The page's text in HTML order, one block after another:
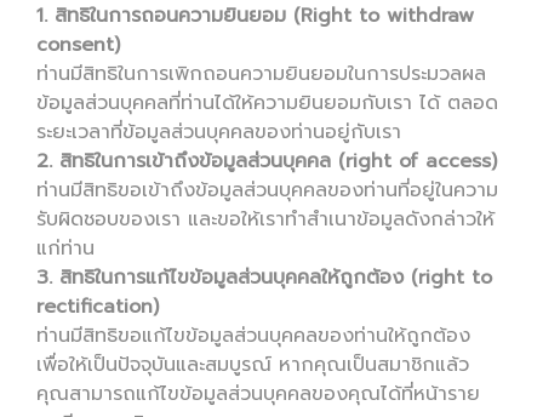
1. สิทธิในการถอนความยินยอม (Right to withdraw
consent)
ท่านมีสิทธิในการเพิกถอนความยินยอมในการประมวลผล
ข้อมูลส่วนบุคคลที่ท่านได้ให้ความยินยอมกับเรา ได้ ตลอด
ระยะเวลาที่ข้อมูลส่วนบุคคลของท่านอยู่กับเรา
2. สิทธิในการเข้าถึงข้อมูลส่วนบุคคล (right of access)
ท่านมีสิทธิขอเข้าถึงข้อมูลส่วนบุคคลของท่านที่อยู่ในความ
รับผิดชอบของเรา และขอให้เราทำสำเนาข้อมูลดังกล่าวให้
แก่ท่าน
3. สิทธิในการแก้ไขข้อมูลส่วนบุคคลให้ถูกต้อง (right to
rectification)
ท่านมีสิทธิขอแก้ไขข้อมูลส่วนบุคคลของท่านให้ถูกต้อง
เพื่อให้เป็นปัจจุบันและสมบูรณ์ หากคุณเป็นสมาชิกแล้ว
คุณสามารถแก้ไขข้อมูลส่วนบุคคลของคุณได้ที่หน้าราย